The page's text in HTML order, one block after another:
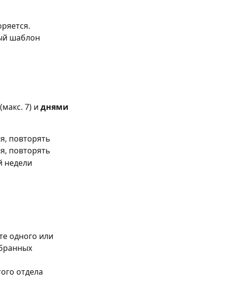
шаблон
(макс. 7) и днями
повторять
повторять
недели
одного или
отдела